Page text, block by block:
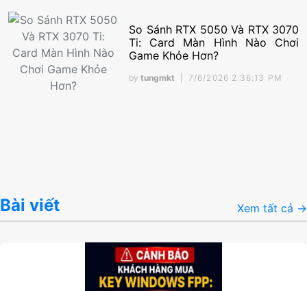
Đọc chi tiết
So Sánh RTX 5050 Và RTX 3070
Ti: Card Màn Hình Nào Chơi
Game Khỏe Hơn?
by tungmkt 7/6/2026 2:36:13 PM
Bài viết Xem tất cả →